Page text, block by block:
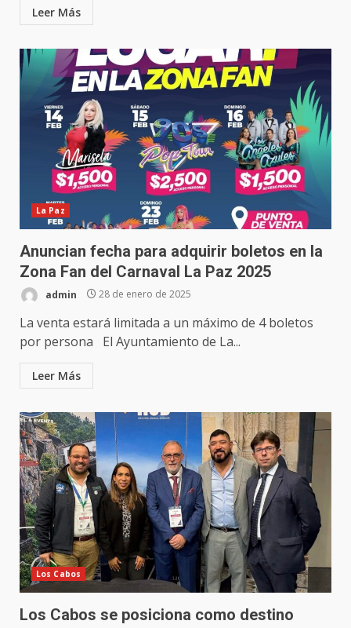
Leer Más
La Paz
Anuncian fecha para adquirir boletos en la
Zona Fan del Carnaval La Paz 2025
admin 28 de enero de 2025
La venta estará limitada a un máximo de 4 boletos
por persona El Ayuntamiento de La...
Leer Más
Los Cabos
Los Cabos se posiciona como destino